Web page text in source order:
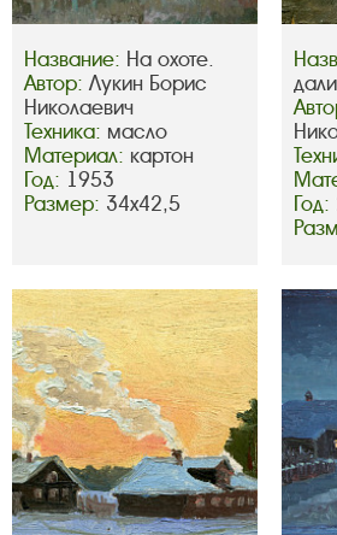
Название: На охоте.
Автор: Лукин Борис
Николаевич
Техника: масло
Материал: картон
Год: 1953
Размер: 34х42,5
дали
Год: